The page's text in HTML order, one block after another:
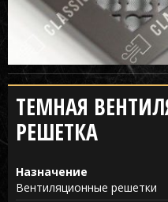
ТЕМНАЯ
РЕШЕТКА
Назначение
Вентиляционные решетки